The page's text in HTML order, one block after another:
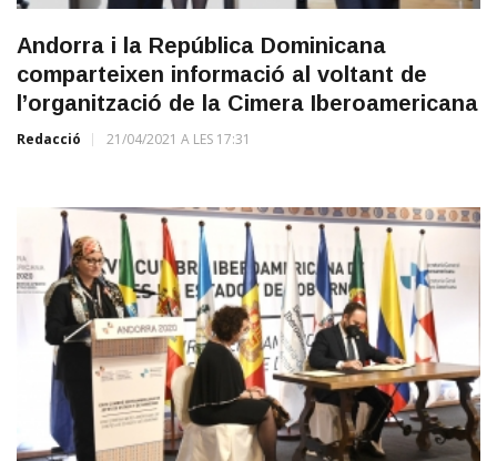
Andorra i la República Dominicana
comparteixen informació al voltant de
l’organització de la Cimera Iberoamericana
Redacció 21/04/2021 A LES 17:31